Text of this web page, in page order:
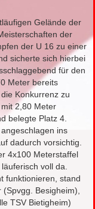
Gelände der
der
der U 16 zu einer
sicherte sich hierbei
für den
Meter bereits
Konkurrenz zu
2,80 Meter
belegte Platz 4.
ins
dadurch vorsichtig.
4x100 Meterstaffel
voll da.
funktionieren, stand
Besigheim),
TSV Bietigheim)